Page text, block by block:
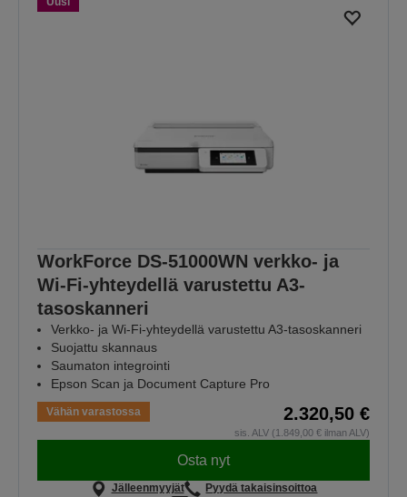
WorkForce DS-51000WN verkko- ja
Wi-Fi-yhteydellä varustettu A3-
tasoskanneri
Verkko- ja Wi-Fi-yhteydellä varustettu A3-tasoskanneri
Suojattu skannaus
Saumaton integrointi
Epson Scan ja Document Capture Pro
Vähän varastossa 2.320,50 €
sis. ALV (1.849,00 € ilman ALV)
Osta nyt
Jälleenmyyjät
Pyydä takaisinsoittoa